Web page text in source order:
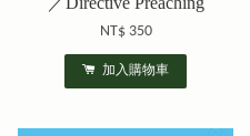
NT$ 350
加入購物車